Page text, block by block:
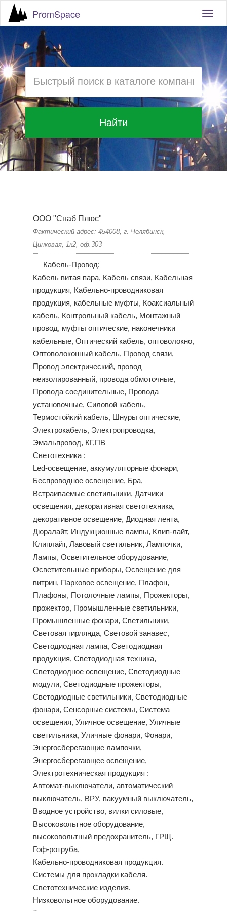
PromSpace
Найти
ООО "Снаб Плюс"
Фактический адрес: 454008, г. Челябинск,
Цинковая, 1к2, оф.303
Кабель-Провод:
Кабель витая пара, Кабель связи, Кабельная
продукция, Кабельно-проводниковая
продукция, кабельные муфты, Коаксиальный
кабель, Контрольный кабель, Монтажный
провод, муфты оптические, наконечники
кабельные, Оптический кабель, оптоволокно,
Оптоволоконный кабель, Провод связи,
Провод электрический, провод
неизолированный, провода обмоточные,
Провода соединительные, Провода
установочные, Силовой кабель,
Термостойкий кабель, Шнуры оптические,
Электрокабель, Электропроводка,
Эмальпровод, КГ,ПВ
Светотехника :
Led-освещение, аккумуляторные фонари,
Беспроводное освещение, Бра,
Встраиваемые светильники, Датчики
освещения, декоративная светотехника,
декоративное освещение, Диодная лента,
Дюралайт, Индукционные лампы, Клип-лайт,
Клиплайт, Лавовый светильник, Лампочки,
Лампы, Осветительное оборудование,
Осветительные приборы, Освещение для
витрин, Парковое освещение, Плафон,
Плафоны, Потолочные лампы, Прожекторы,
прожектор, Промышленные светильники,
Промышленные фонари, Светильники,
Световая гирлянда, Световой занавес,
Светодиодная лампа, Светодиодная
продукция, Светодиодная техника,
Светодиодное освещение, Светодиодные
модули, Светодиодные прожекторы,
Светодиодные светильники, Светодиодные
фонари, Сенсорные системы, Система
освещения, Уличное освещение, Уличные
светильника, Уличные фонари, Фонари,
Энергосберегающие лампочки,
Энергосберегающее освещение,
Электротехническая продукция :
Автомат-выключатели, автоматический
выключатель, ВРУ, вакуумный выключатель,
Вводное устройство, вилки силовые,
Высоковольтное оборудование,
высоковольтный предохранитель, ГРЩ.
Гоф-ротруба,
Кабельно-проводниковая продукция.
Системы для прокладки кабеля.
Светотехнические изделия.
Низковольтное оборудование.